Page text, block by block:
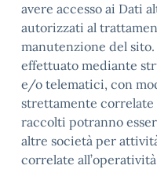
avere accesso ai Dati
autorizzati al
manutenzione del
effettuato mediante
e/o telematici, con
strettamente
raccolti potranno
altre società per
correlate